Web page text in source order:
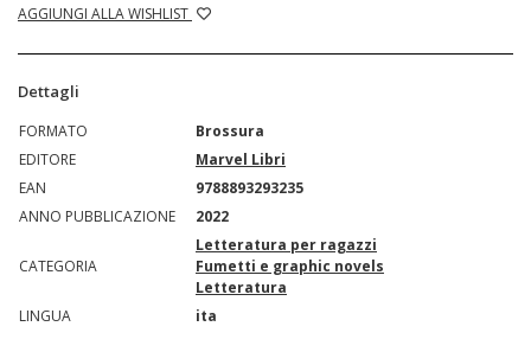
AGGIUNGI ALLA WISHLIST
Dettagli
FORMATO
Brossura
EDITORE
Marvel Libri
EAN
9788893293235
ANNO PUBBLICAZIONE
2022
CATEGORIA
Letteratura per ragazzi
Fumetti e graphic novels
Letteratura
LINGUA
ita